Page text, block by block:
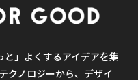
と」よくするアイデアを集
クノロジーから、デザイ